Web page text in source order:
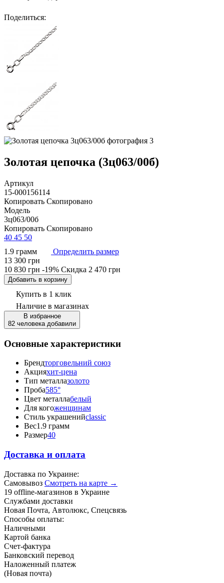
Поделиться:
Золотая цепочка (3ц063/00б)
Артикул
15-000156114
Копировать Скопировано
Модель
3ц063/00б
Копировать Скопировано
40 45 50
1.9 грамм
Определить размер
13 300 грн
10 830 грн -19% Скидка 2 470 грн
Добавить в корзину
Купить в 1 клик
Наличие в магазинах
В избранное
82 человека добавили
Основные характеристики
Брендторговельний союз
Акцияхит-цена
Тип металлазолото
Проба585°
Цвет металлабелый
Для когоженщинам
Стиль украшенийclassic
Вес1.9 грамм
Размер40
Доставка и оплата
Доставка по Украине:
Самовывоз Смотреть на карте →
19 offline-магазинов в Украине
Службами доставки
Новая Почта, Автолюкс, Спецсвязь
Способы оплаты:
Наличными
Картой банка
Счет-фактура
Банковский перевод
Наложенный платеж
(Новая почта)